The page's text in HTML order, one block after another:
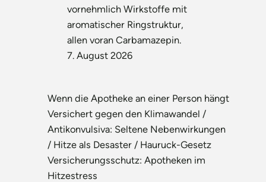
vornehmlich Wirkstoffe mit
aromatischer Ringstruktur,
allen voran Carbamazepin.
7. August 2026
Wenn die Apotheke an einer Person hängt
Versichert gegen den Klimawandel /
Antikonvulsiva: Seltene Nebenwirkungen
/ Hitze als Desaster / Hauruck-Gesetz
Versicherungsschutz: Apotheken im
Hitzestress